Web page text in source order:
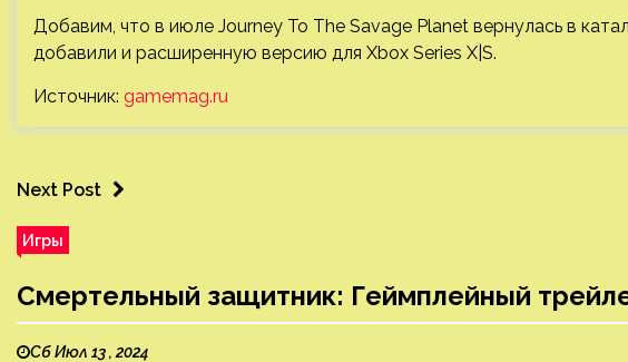
Добавим, что в июле Journey To The Savage Planet вернулась в
добавили и расширенную версию для Xbox Series X|S.
Источник: gamemag.ru
Next Post
Игры
Смертельный защитник: Геймплейный
Сб Июл 13 , 2024